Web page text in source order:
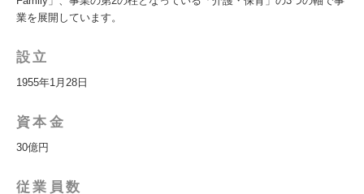
業を展開しています。
設立
1955年1月28日
資本金
30億円
従業員数